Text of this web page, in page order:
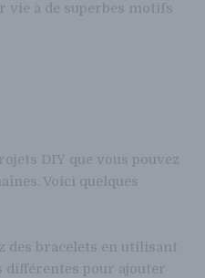
vie à de superbes motifs
DIY que vous pouvez
Voici quelques
des bracelets en utilisant
différentes pour ajouter